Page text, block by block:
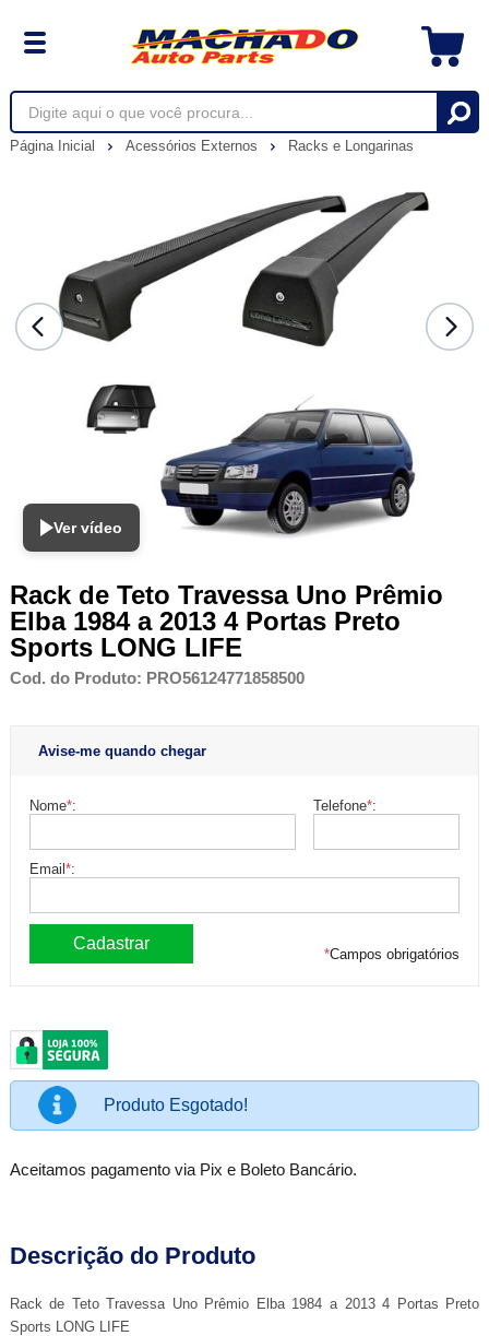
Página Inicial Acessórios Externos Racks e Longarinas
Ver vídeo
Rack de Teto Travessa Uno Prêmio
Elba 1984 a 2013 4 Portas Preto
Sports LONG LIFE
Cod. do Produto: PRO56124771858500
Avise-me quando chegar
Nome*: Telefone*:
Email*:
*Campos obrigatórios
Produto Esgotado!
Aceitamos pagamento via Pix e Boleto Bancário.
Descrição do Produto
Rack de Teto Travessa Uno Prêmio Elba 1984 a 2013 4 Portas Preto
Sports LONG LIFE